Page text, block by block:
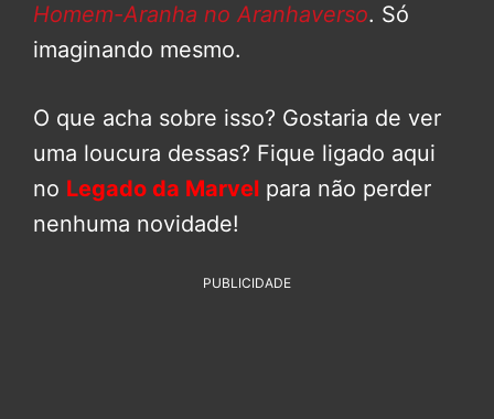
Homem-Aranha no Aranhaverso. Só
imaginando mesmo.
O que acha sobre isso? Gostaria de ver
uma loucura dessas? Fique ligado aqui
no Legado da Marvel para não perder
nenhuma novidade!
PUBLICIDADE